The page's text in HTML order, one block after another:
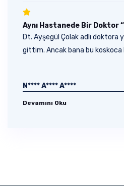
Aynı Hastanede Bir Doktor
Dt. Ayşegül Çolak adlı doktora
gittim. Ancak bana bu koskoca
N**** A**** A****
Devamını Oku